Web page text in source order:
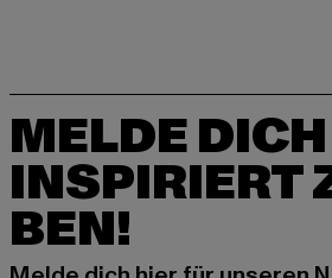
MELDE
INSPIRIERT
BEN!